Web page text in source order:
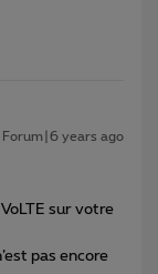
years ago
sur votre
pas encore